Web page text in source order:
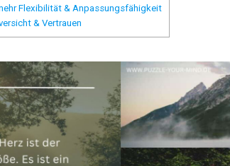
Flexibilität & Anpassungsfähigkeit
& Vertrauen